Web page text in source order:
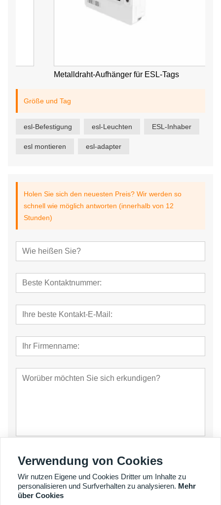
Metalldraht-Aufhänger für ESL-Tags
Größe und Tag
esl-Befestigung esl-Leuchten ESL-Inhaber
esl montieren esl-adapter
Holen Sie sich den neuesten Preis? Wir werden so
schnell wie möglich antworten (innerhalb von 12
Stunden)
einreichen
Verwendung von Cookies
Wir nutzen Eigene und Cookies Dritter um Inhalte zu
personalisieren und Surfverhalten zu analysieren. Mehr
über Cookies